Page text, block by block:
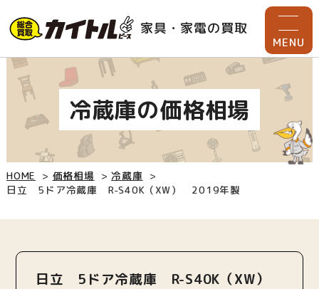
家具・家電の買取
MENU
冷蔵庫の価格相場
HOME 価格相場
冷蔵庫
日立 5ドア冷蔵庫 R-S40K（XW） 2019年製
日立 5ドア冷蔵庫 R-S40K（XW）